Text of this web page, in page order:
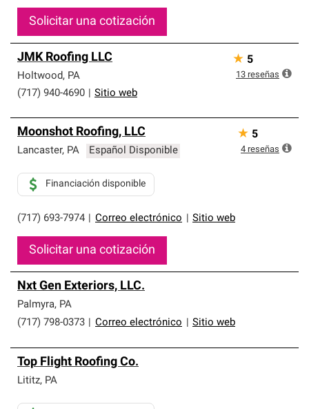
Solicitar una cotización
JMK Roofing LLC
Holtwood, PA
(717) 940-4690
Sitio web
★ 5
13 reseñas
Moonshot Roofing, LLC
Lancaster, PA Español Disponible
(717) 693-7974 Correo electrónico Sitio web
Financiación disponible
Solicitar una cotización
★ 5
4 reseñas
Nxt Gen Exteriors, LLC.
Palmyra, PA
(717) 798-0373
Correo electrónico Sitio web
Top Flight Roofing Co.
Lititz, PA